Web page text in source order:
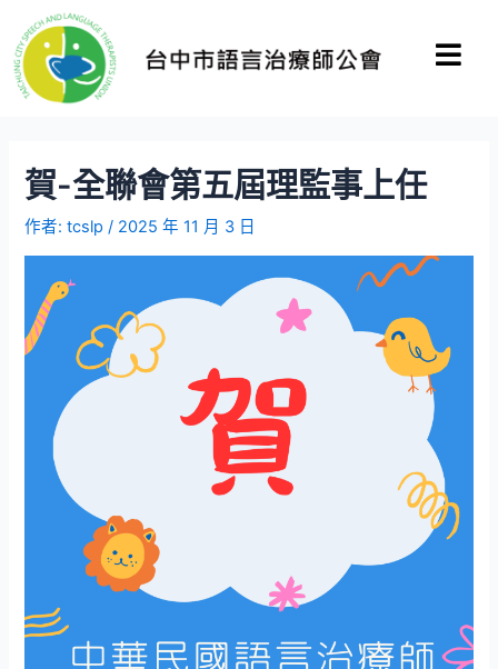
賀-全聯會第五屆理監事上任
作者:tcslp/ 2025 年 11 月 3 日